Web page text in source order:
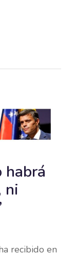
habrá
ni
recibido en